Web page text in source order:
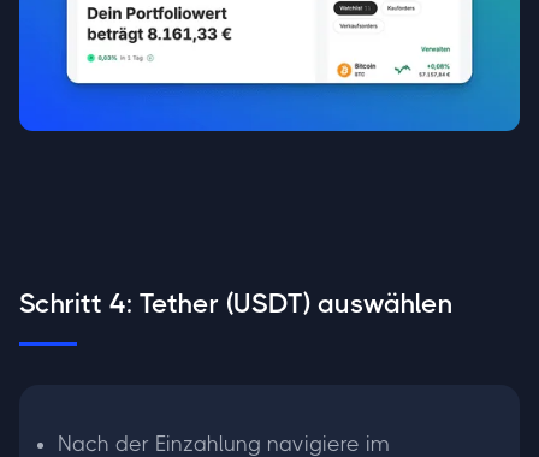
Schritt 4: Tether (USDT) auswählen
Nach der Einzahlung navigiere im